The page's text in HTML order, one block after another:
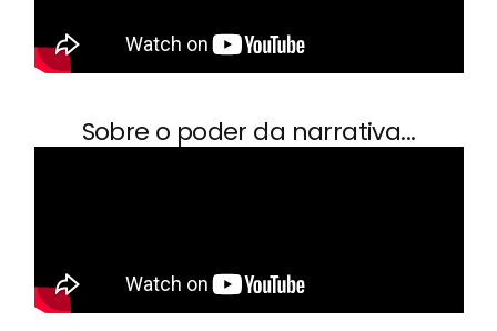
Sobre o poder da narrativa...